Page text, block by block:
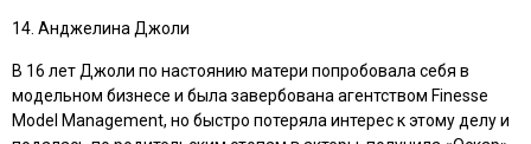
14. Анджелина Джоли
В 16 лет Джоли по настоянию матери попробовала себя в
модельном бизнесе и была завербована агентством Finesse
Model Management, но быстро потеряла интерес к этому делу и